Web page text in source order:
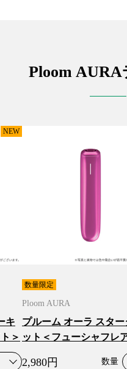
Ploom AURA
NEW
キ
＞
数量限定
Ploom AURA
プルーム オーラ スター
ット＜フューシャフレ
2,980円 数量